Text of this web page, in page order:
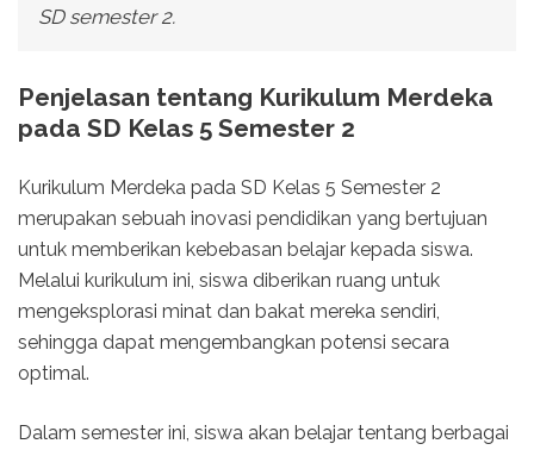
SD semester 2.
Penjelasan tentang Kurikulum Merdeka
pada SD Kelas 5 Semester 2
Kurikulum Merdeka pada SD Kelas 5 Semester 2
merupakan sebuah inovasi pendidikan yang bertujuan
untuk memberikan kebebasan belajar kepada siswa.
Melalui kurikulum ini, siswa diberikan ruang untuk
mengeksplorasi minat dan bakat mereka sendiri,
sehingga dapat mengembangkan potensi secara
optimal.
Dalam semester ini, siswa akan belajar tentang berbagai